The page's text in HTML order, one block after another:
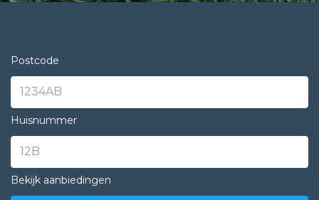
Postcode
Huisnummer
Bekijk aanbiedingen